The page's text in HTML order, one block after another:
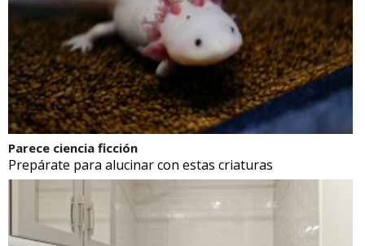
Parece ciencia ficción
Prepárate para alucinar con estas criaturas